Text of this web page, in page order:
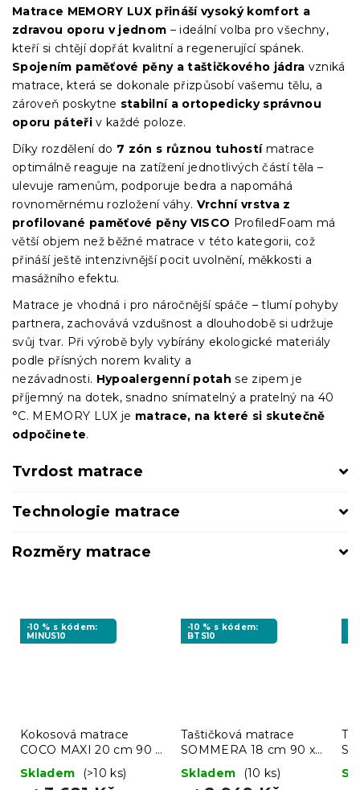
Matrace MEMORY LUX přináší vysoký komfort a
zdravou oporu v jednom – ideální volba pro všechny,
kteří si chtějí dopřát kvalitní a regenerující spánek.
Spojením paměťové pěny a taštičkového jádra vzniká
matrace, která se dokonale přizpůsobí vašemu tělu, a
zároveň poskytne stabilní a ortopedicky správnou
oporu páteři v každé poloze.
Díky rozdělení do 7 zón s různou tuhostímatrace
optimálně reaguje na zatížení jednotlivých částí těla –
ulevuje ramenům, podporuje bedra a napomáhá
rovnoměrnému rozložení váhy. Vrchní vrstva z
profilované paměťové pěny VISCO ProfiledFoam má
větší objem než běžné matrace v této kategorii, což
přináší ještě intenzivnější pocit uvolnění, měkkosti a
masážního efektu.
Matrace je vhodná i pro náročnější spáče – tlumí pohyby
partnera, zachovává vzdušnost a dlouhodobě si udržuje
svůj tvar. Při výrobě byly vybírány ekologické materiály
podle přísných norem kvality a
nezávadnosti. Hypoalergenní potah se zipem je
příjemný na dotek, snadno snímatelný a pratelný na 40
°C. MEMORY LUX je matrace, na které si skutečně
odpočinete.
Tvrdost matrace
Technologie matrace
Rozměry matrace
-10 % s kódem:
MINUS10
Kokosová matrace
COCO MAXI 20 cm 90 x
200 cm
Skladem (>10 ks)
-10 % s kódem:
BTS10
Taštičková matrace
SOMMERA 18 cm 90 x
200 cm
Skladem (10 ks)